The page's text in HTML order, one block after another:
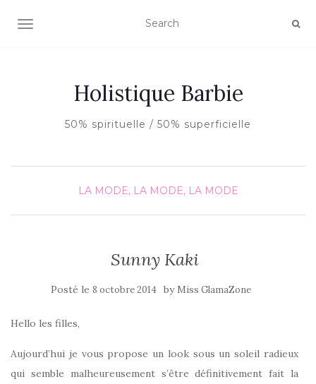
AFFICHER/MASQUER LA NAVIGATION
Holistique Barbie
50% spirituelle / 50% superficielle
LA MODE, LA MODE, LA MODE
Sunny Kaki
Posté le 8 octobre 2014 by Miss GlamaZone
Hello les filles,
Aujourd’hui je vous propose un look sous un soleil radieux
qui semble malheureusement s’être définitivement fait la